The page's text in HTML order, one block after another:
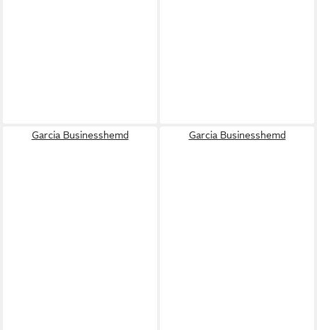
Garcia Businesshemd Garcia Businesshemd